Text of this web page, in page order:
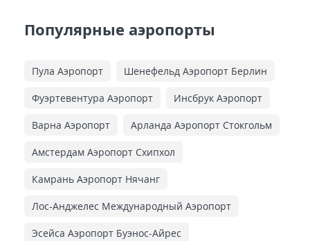
Популярные аэропорты
Пула Аэропорт Шенефельд Аэропорт Берлин
Фуэртевентура Аэропорт Инсбрук Аэропорт
Варна Аэропорт Арланда Аэропорт Стокгольм
Амстердам Аэропорт Схипхол
Камрань Аэропорт Нячанг
Лос-Анджелес Международный Аэропорт
Эсейса Аэропорт Буэнос-Айрес